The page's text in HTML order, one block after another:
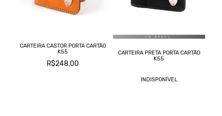
CARTEIRA CASTOR PORTA CARTÃO
K55
R$248,00
CARTEIRA PRETA PORTA CARTÃO
K55
INDISPONÍVEL